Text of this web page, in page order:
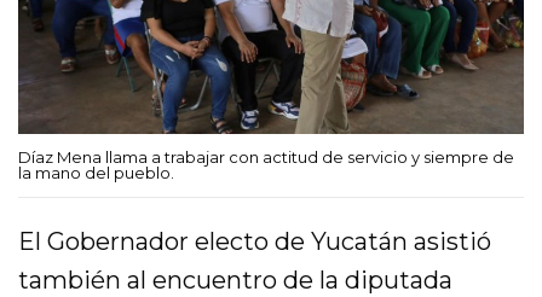
Díaz Mena llama a trabajar con actitud de servicio y siempre de
la mano del pueblo.
El Gobernador electo de Yucatán asistió
también al encuentro de la diputada